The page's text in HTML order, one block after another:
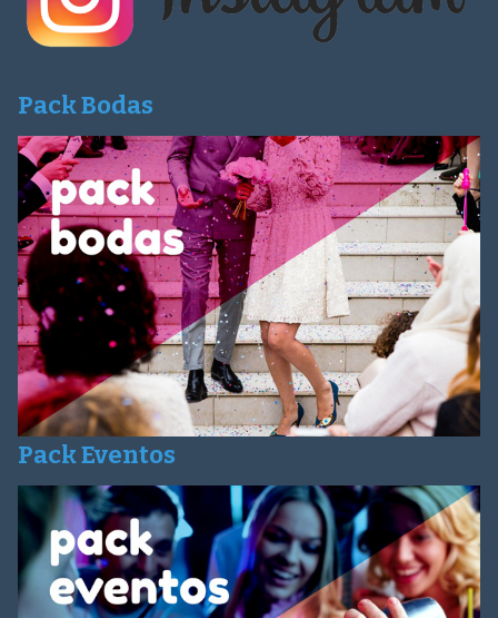
Pack Bodas
Pack Eventos